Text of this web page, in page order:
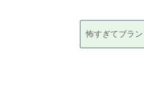
怖すぎてブラ